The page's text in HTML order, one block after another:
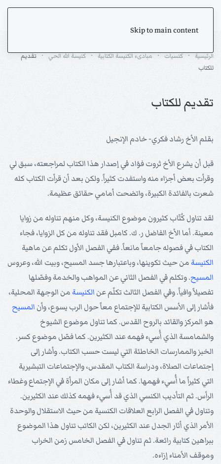
Skip to main content
الرئيسية كنسيات مبادىء الكنيسة الكتابية كنيسة الله الحي
تقديم
للكتاب
تقديم للكتاب
بقلم الأخ رشاد فكري- خادم الإنجيل
قبل أن يشرع الأخ ثروت فؤاد في إصدار هذا الكتاب لمراجعته، سبق لي
وقرأت بعض أجزاء منه واستفدت كثيراً. ولكن بعد أن قرأت الكتاب كله
شعرت بالفائدة الكبيرة، واتضحت أمامي حقائق عظيمة.
لقد تناول كُتّاب كثيرون موضوع الكنيسة، وكل منهم تناوله من زوايا
معينة. أما الأخ الفاضل ر. ك. كامبل فقد تناوله من كل الزوايا، فجاء
الكتاب في فصوله جامعاً مانعاً. ففي الفصل الأول تكلم عن ماهية
الكنيسةمن حيث تكوينها، وباعتبارها جسد المسيح، وبيت الله، وعروس
المسيح. وتكلم في الفصل الثاني عن المواهب والخدمة وفصّلها
تفصيلاً وافياً. وفي الفصل الثالث تكلّم عن الكنيسة من الوجهة المحلية،
فأشار إلى الأسس الكتابية للإجتماع معاً حول الرب يسوع، وأن المسيح
هو المركز والقائد بالروح القدس. كما تناول موضوع الشيوخ
والشمامسة الذي أُسيء فهمه عند الكثيرين. كما فصّل موضوع كسر.
الخبز والممارسات الخاطئة التي ليست حسب الكتاب. وأشار إلى
إجتماعات الصلاة، ودراسة الكتاب المقدس، والإجتماعات التبشيرية
التي كثيراً ما أُسيء فهمها. كما أشار إلى مكان المرأة في الإجتماع وغطاء
الرأس. ثم التأديب الكنسي الذي قد أُسيء فهمه كذلك عند الكثيرين.
وتناول في الفصل الرابع العلاقات الكنسية من حيث الاستقلال والوحدة
الأمر الذي أثار الجدل عند الكثيرين، لكن الكاتب تناول هذا الموضوع
ببراهين كتابية رائعة. ثم تناول في الفصل الخامس زمن الخراب
وموقف الأمناء إزاءه.